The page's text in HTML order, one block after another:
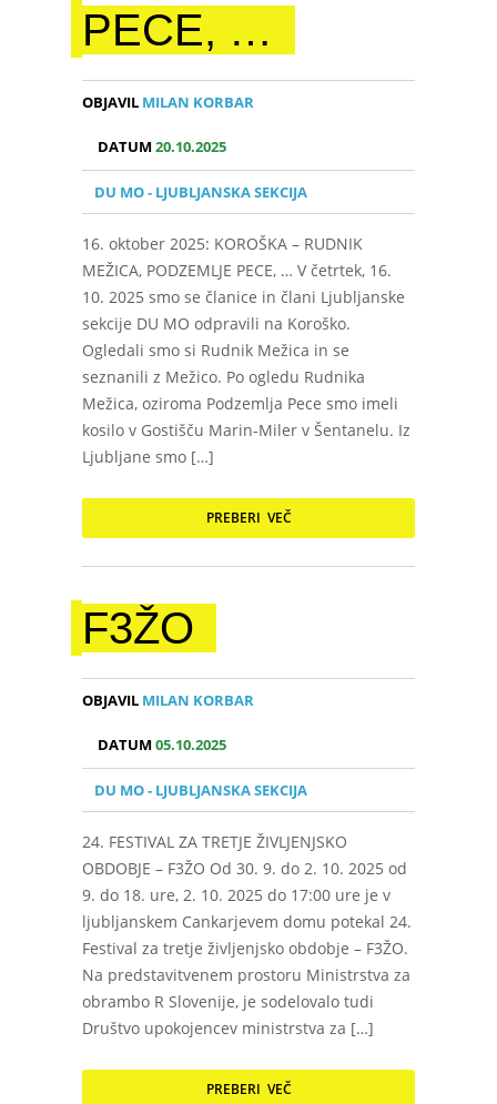
PECE, …
OBJAVIL MILAN KORBAR
DATUM20.10.2025
DU MO - LJUBLJANSKA SEKCIJA
16. oktober 2025: KOROŠKA – RUDNIK
MEŽICA, PODZEMLJE PECE, … V četrtek, 16.
10. 2025 smo se članice in člani Ljubljanske
sekcije DU MO odpravili na Koroško.
Ogledali smo si Rudnik Mežica in se
seznanili z Mežico. Po ogledu Rudnika
Mežica, oziroma Podzemlja Pece smo imeli
kosilo v Gostišču Marin-Miler v Šentanelu. Iz
Ljubljane smo […]
PREBERI VEČ
F3ŽO
OBJAVIL MILAN KORBAR
DATUM05.10.2025
DU MO - LJUBLJANSKA SEKCIJA
24. FESTIVAL ZA TRETJE ŽIVLJENJSKO
OBDOBJE – F3ŽO Od 30. 9. do 2. 10. 2025 od
9. do 18. ure, 2. 10. 2025 do 17:00 ure je v
ljubljanskem Cankarjevem domu potekal 24.
Festival za tretje življenjsko obdobje – F3ŽO.
Na predstavitvenem prostoru Ministrstva za
obrambo R Slovenije, je sodelovalo tudi
Društvo upokojencev ministrstva za […]
PREBERI VEČ